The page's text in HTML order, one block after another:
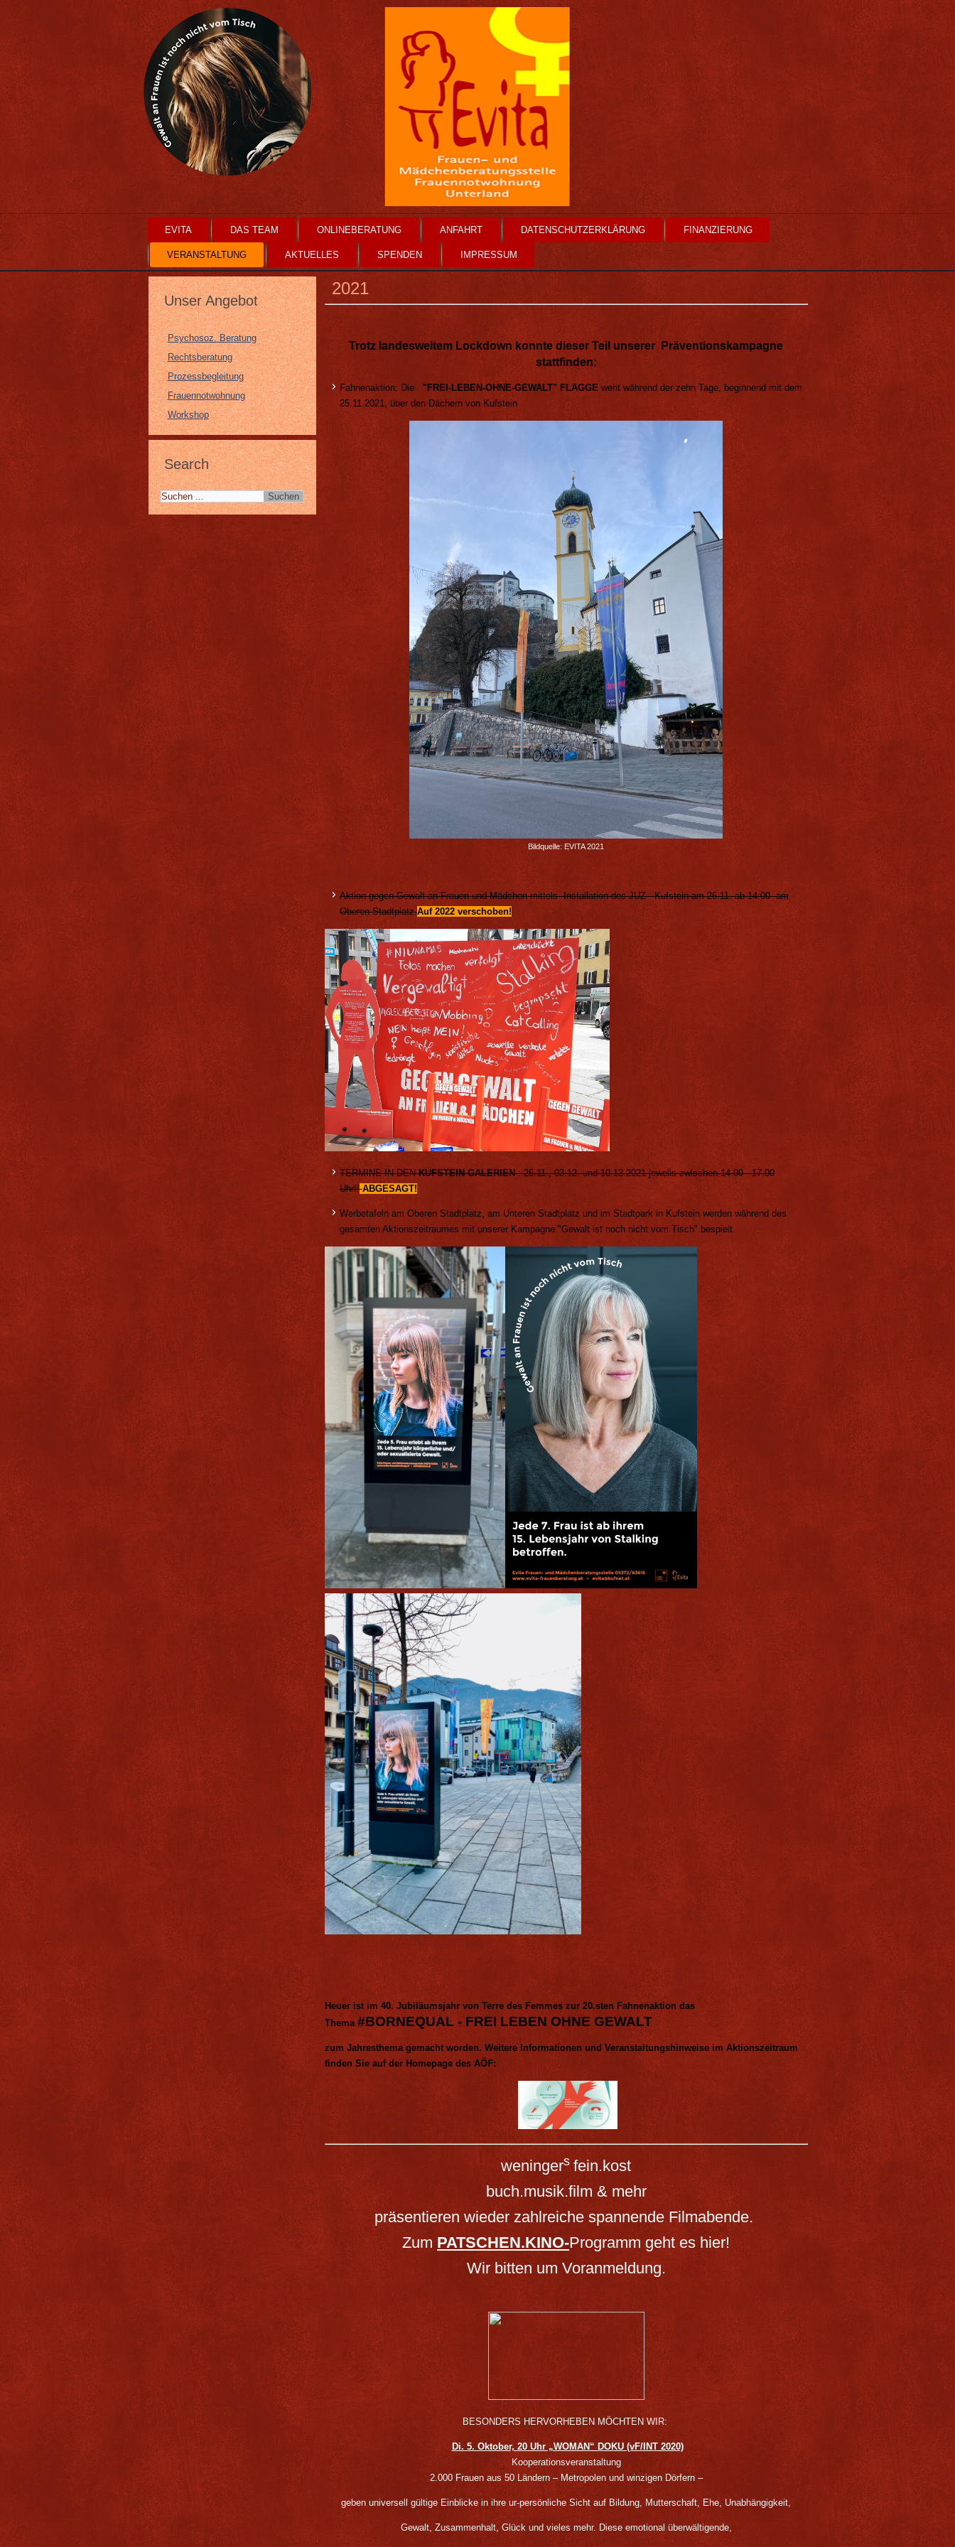
EVITA DAS TEAM ONLINEBERATUNG ANFAHRT DATENSCHUTZERKLÄRUNG FINANZIERUNG
VERANSTALTUNG AKTUELLES SPENDEN IMPRESSUM
Unser Angebot
Psychosoz. Beratung
Rechtsberatung
Prozessbegleitung
Frauennotwohnung
Workshop
Search
2021
Trotz landesweitem Lockdown konnte dieser Teil unserer Präventionskampagne
stattfinden:
Fahnenaktion: Die"FREI-LEBEN-OHNE-GEWALT" FLAGGE weht während der zehn Tage, beginnend mit dem
25.11.2021, über den Dächern von Kufstein
Bildquelle: EVITA 2021
Aktion gegen Gewalt an Frauen und Mädchen mittels Installation des JUZ - Kufstein am 26.11. ab 14:00 am
Oberen Stadtplatz.Auf 2022 verschoben!
TERMINE IN DENKUFSTEIN GALERIEN: 26.11., 03.12. und 10.12.2021 jeweils zwischen 14.00 - 17.00
Uhr!! ABGESAGT!
Werbetafeln am Oberen Stadtplatz, am Unteren Stadtplatz und im Stadtpark in Kufstein werden während des
gesamten Aktionszeitraumes mit unserer Kampagne "Gewalt ist noch nicht vom Tisch" bespielt.
Heuer ist im 40. Jubiläumsjahr von Terre des Femmes zur 20.sten Fahnenaktion das
Thema #BORNEQUAL - FREI LEBEN OHNE GEWALT
zum Jahresthema gemacht worden. Weitere Informationen und Veranstaltungshinweise im Aktionszeitraum
finden Sie auf der Homepage des AÖF:
weningersfein.kost
buch.musik.film & mehr
präsentieren wieder zahlreiche spannende Filmabende.
Zum PATSCHEN.KINO-Programmgeht es hier!
Wir bitten um Voranmeldung.
BESONDERS HERVORHEBEN MÖCHTEN WIR:
Di. 5. Oktober, 20 Uhr „WOMAN“ DOKU (vF/INT 2020)
Kooperationsveranstaltung
2.000 Frauen aus 50 Ländern – Metropolen und winzigen Dörfern –
geben universell gültige Einblicke in ihre ur-persönliche Sicht auf Bildung, Mutterschaft, Ehe, Unabhängigkeit,
Gewalt, Zusammenhalt, Glück und vieles mehr. Diese emotional überwältigende,